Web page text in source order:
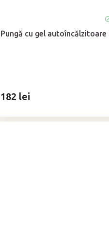
Pungă cu gel autoîncălzitoare
a
stele.
182 lei